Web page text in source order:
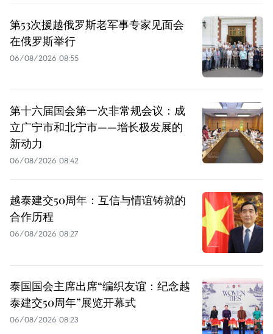
第53次援越俄罗斯老军事专家见面会
在俄罗斯举行
06/08/2026 08:55
第十六届国会第一次非常规会议：成
立广宁市和北宁市——增长极发展的
新动力
06/08/2026 08:42
越泰建交50周年：互信与情谊铸就的
合作历程
06/08/2026 08:27
泰国国会主席出席“编织友谊：纪念越
泰建交50周年”展览开幕式
06/08/2026 08:23